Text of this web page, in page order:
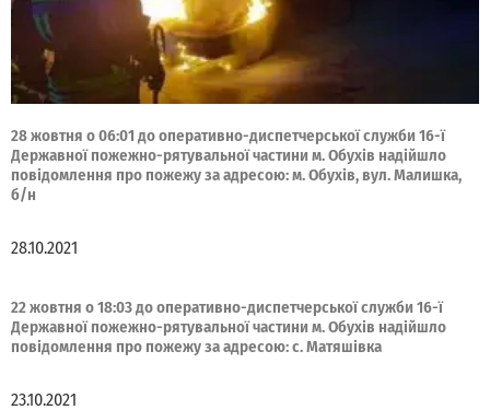
28 жовтня о 06:01 до оперативно-диспетчерської служби 16-ї
Державної пожежно-рятувальної частини м. Обухів надійшло
повідомлення про пожежу за адресою: м. Обухів, вул. Малишка,
б/н
28.10.2021
22 жовтня о 18:03 до оперативно-диспетчерської служби 16-ї
Державної пожежно-рятувальної частини м. Обухів надійшло
повідомлення про пожежу за адресою: с. Матяшівка
23.10.2021